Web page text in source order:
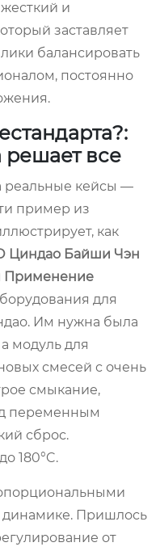
и
заставляет
балансировать
постоянно
все
реальные кейсы —
пример из
как
Циндао Байши Чэн
Применение
для
Им нужна была
модуль для
смесей с очень
смыкание,
переменным
сброс.
180°C.
динамике. Пришлось
от